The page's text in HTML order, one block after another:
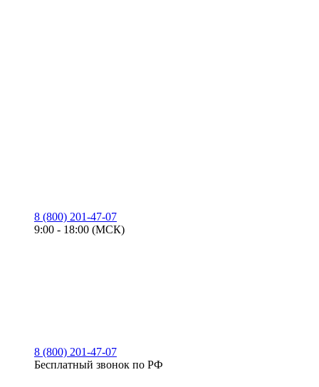
8 (800) 201-47-07
9:00 - 18:00 (МСК)
8 (800) 201-47-07
Бесплатный звонок по РФ